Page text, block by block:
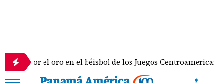
el oro en el béisbol de los Juegos Centroamericanos y del